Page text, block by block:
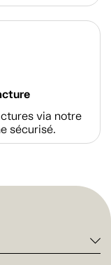
via notre
sécurisé.